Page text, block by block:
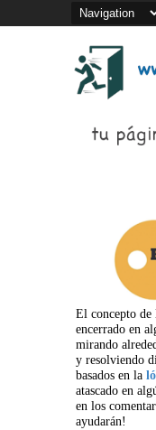
El concepto de
encerrado en
mirando
y resolviendo
basados en la
atascado en
en los
ayudarán!